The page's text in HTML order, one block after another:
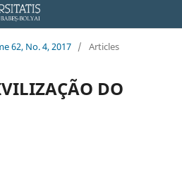
62, No. 4, 2017 / Articles
DO